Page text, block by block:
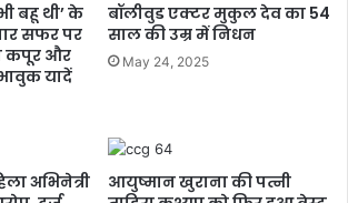
बहू थी’ के
सफर पर
कपूर और
यादें
बॉलीवुड एक्टर मुकुल देव का 54
साल की उम्र में निधन
May 24, 2025
अभिनेत्री
आयुष्मान खुराना की पत्नी